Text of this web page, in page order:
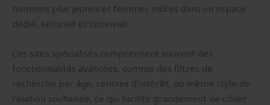
hommes plus jeunes et femmes mûres dans un espace
dédié, sécurisé et convivial.
Ces sites spécialisés comprennent souvent des
fonctionnalités avancées, comme des filtres de
recherche par âge, centres d’intérêt, ou même style de
relation souhaitée, ce qui facilite grandement de cibler